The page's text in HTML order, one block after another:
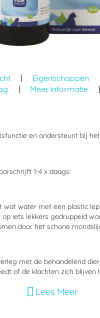
Eigenschappen
Meer informatie
en ondersteunt bij
1-4 x daags:
water met een plastic
iets lekkers gedruppeld
door het schone
met de behandelend
of de klachten zich blijven
Lees Meer